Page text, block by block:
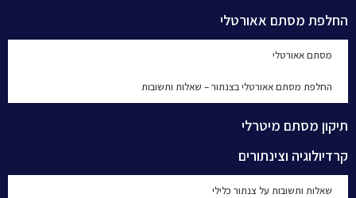
החלפת מסתם אאורטלי
מסתם אאורטלי
החלפת מסתם אאורטלי בצנתור – שאלות ותשובות
תיקון מסתם מיטרלי
קרדיולוגיה וצינתורים
שאלות ותשובות על צנתור כלילי